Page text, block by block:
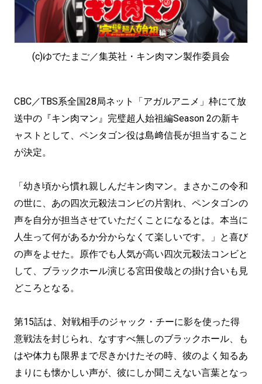
(c)ゆでたまご／集英社・キン肉マン製作委員会
CBC／TBS系全国28局ネット「アガルアニメ」枠にて放
送中の『キン肉マン』完璧超人始祖編Season 2の新キ
ャストとして、ペンタゴン役は島﨑信長が担当すること
が決定。
「幼き頃から慣れ親しんだキン肉マン。まさかこの令和
の世に、あの四次元殺法コンビの片割れ、ペンタゴンの
声を自分が担当させていただくことになるとは。本当に
人生って何があるか分からなくて楽しいです。」と喜び
の声をよせた。原作でも人気が高い四次元殺法コンビと
して、ブラックホール演じる宮田俊哉との掛け合いも見
どころとなる。
第15話は、対戦相手のジャック・チーに影を使った得
意戦法を封じられ、なすすべ無しのブラックホール、も
はや体力も限界まで尽きかけたその時、彼のよく知るあ
まりにも懐かしい声が、彼にしか聞こえない言葉となっ